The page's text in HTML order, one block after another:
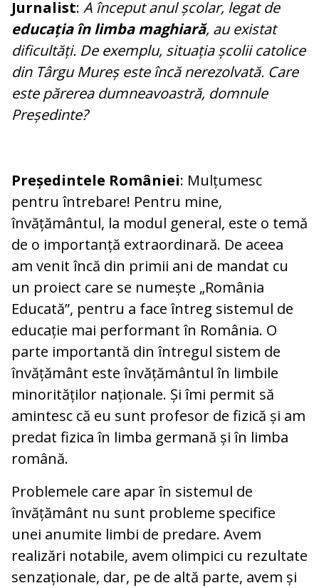
Jurnalist: A început anul școlar, legat de
educația în limba maghiară, au existat
dificultăți. De exemplu, situația școlii catolice
din Târgu Mureș este încă nerezolvată. Care
este părerea dumneavoastră, domnule
Președinte?
Președintele României: Mulțumesc
pentru întrebare! Pentru mine,
învățământul, la modul general, este o temă
de o importanță extraordinară. De aceea
am venit încă din primii ani de mandat cu
un proiect care se numește „România
Educată”, pentru a face întreg sistemul de
educație mai performant în România. O
parte importantă din întregul sistem de
învățământ este învățământul în limbile
minorităților naționale. Și îmi permit să
amintesc că eu sunt profesor de fizică și am
predat fizica în limba germană și în limba
română.
Problemele care apar în sistemul de
învățământ nu sunt probleme specifice
unei anumite limbi de predare. Avem
realizări notabile, avem olimpici cu rezultate
senzaționale, dar, pe de altă parte, avem și